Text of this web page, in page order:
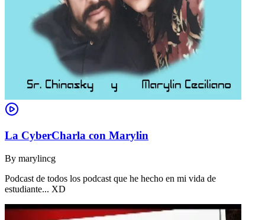
La CyberCharla con Marylin
By marylincg
Podcast de todos los podcast que he hecho en mi vida de
estudiante... XD